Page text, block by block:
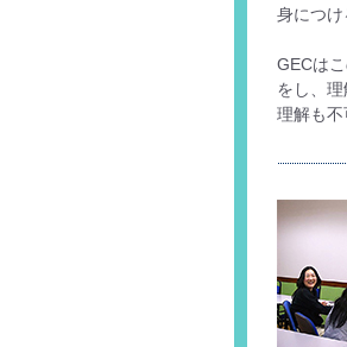
身につけ
GECは
をし、
理解も不